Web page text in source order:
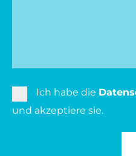
Ich habe die
und akzeptiere sie.